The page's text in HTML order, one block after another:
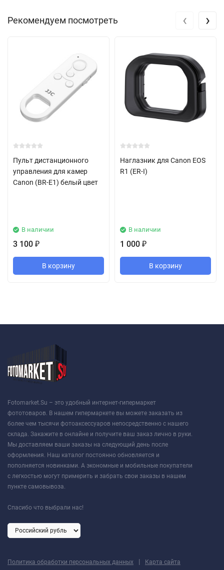
Рекомендуем посмотреть
Пульт дистанционного
управления для камер
Canon (BR-E1) белый цвет
В наличии
3 100 ₽
В корзину
Наглазник для Canon EOS
R1 (ER-I)
В наличии
1 000 ₽
В корзину
‹ ›
Fotomarket.Su – это удобный интернет-гипермаркет
фототоваров. В нашем гипермаркете вы можете заказать из
более чем тысячи фотоаксессуаров непосредственно с нашего
склада. Закажите в онлайне и получите ваш заказ лично в руки.
Мы доставляем ваши заказы на следующий день после
оформления. Наш каталог постоянно обновляется и
пополняется новинками. А экономные и мобильные покупатели
с легкостью могут примерить и забрать свои заказы в нашем
пункте самовывоза.
Спасибо что выбрали нас!
Политика обработки персональных данных | Карта сайта